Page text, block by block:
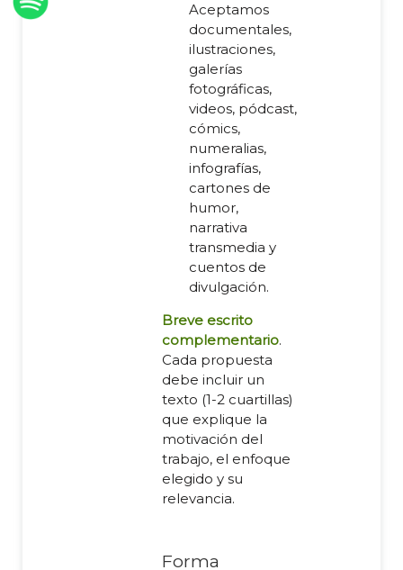
Aceptamos
documentales,
ilustraciones,
galerías
fotográficas,
videos, pódcast,
cómics,
numeralias,
infografías,
cartones de
humor,
narrativa
transmedia y
cuentos de
divulgación.
Breve escrito
complementario.
Cada propuesta
debe incluir un
texto (1-2 cuartillas)
que explique la
motivación del
trabajo, el enfoque
elegido y su
relevancia.
Forma